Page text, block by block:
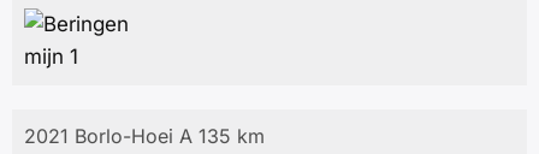
2021 Borlo-Hoei A 135 km